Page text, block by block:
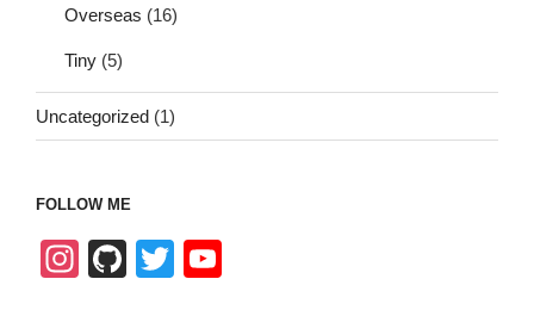
Overseas (16)
Tiny (5)
Uncategorized (1)
FOLLOW ME
In
Gi T